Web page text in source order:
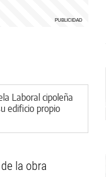
Laboral cipoleña
edificio propio
la obra